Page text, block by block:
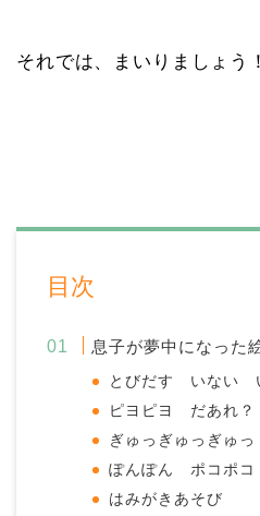
それでは、まいりましょう
目次
息子が夢中になった
とびだす いない
ピヨピヨ だあれ？
ぎゅっぎゅっぎゅっ
ぽんぽん ポコポコ
はみがきあそび